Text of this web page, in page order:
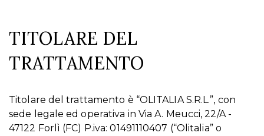
TITOLARE DEL
TRATTAMENTO
Titolare del trattamento è “OLITALIA S.R.L.”, con
sede legale ed operativa in Via A. Meucci, 22/A -
47122 Forlì (FC) P.iva: 01491110407 (“Olitalia” o